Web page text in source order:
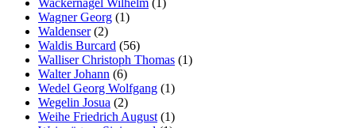
Wagner Georg (1)
Waldenser(2)
Waldis Burcard (56)
Walliser Christoph Thomas (1)
Walter Johann (6)
Wedel Georg Wolfgang (1)
Wegelin Josua (2)
Weihe Friedrich August (1)